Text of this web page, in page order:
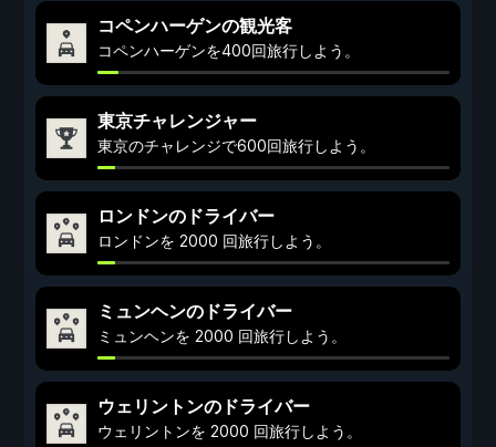
コペンハーゲンの観光客
コペンハーゲンを400回旅行しよう。
東京チャレンジャー
東京のチャレンジで600回旅行しよう。
ロンドンのドライバー
ロンドンを 2000 回旅行しよう。
ミュンヘンのドライバー
ミュンヘンを 2000 回旅行しよう。
ウェリントンのドライバー
ウェリントンを 2000 回旅行しよう。